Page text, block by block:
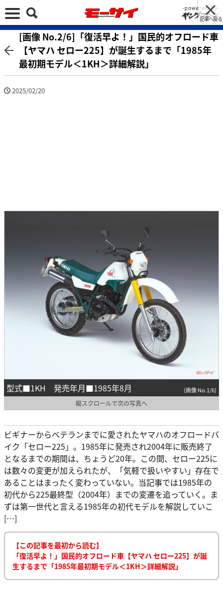
記事へ戻る
[画像 No.2/6]「復活早よ！」国民的オフロード車
【ヤマハ セロー225】が誕生するまで「1985年
最初期モデル＜1KH＞詳細解説」
2025/02/20
型式■1KH 発売年月■1985年8月 (画像 No.1/6)
縦スクロールで次の写真へ
ビギナーからベテランまでに愛されたヤマハのオフロードバ
イク「セロー225」。1985年に発売され2004年に販売終了
となるまでの期間は、ちょうど20年。この間、セロー225に
は数々の変更が加えられたが、「気軽で扱いやすい」存在で
あることはまったく変わっていない。当記事では1985年の
初代から225最終型（2004年）までの変遷を追っていく。ま
ずは第一世代と言える1985年の初代モデルを解説していこ
[…]
【この記事を最初から読む】
「復活早よ！」国民的オフロード車【ヤマハ セロー225】が誕
生するまで「1985年最初期モデル＜1KH＞詳細解説」